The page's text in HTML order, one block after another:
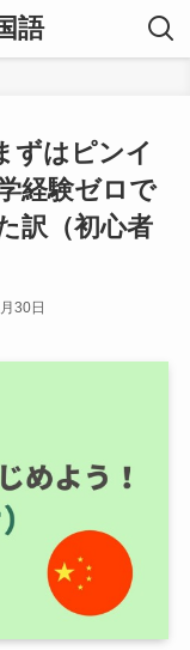
語
ずはピンイ
経験ゼロで
訳（初心者
30日